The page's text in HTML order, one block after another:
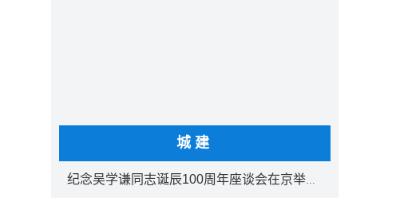
城建
纪念吴学谦同志诞辰100周年座谈会在京举行 汪洋出席